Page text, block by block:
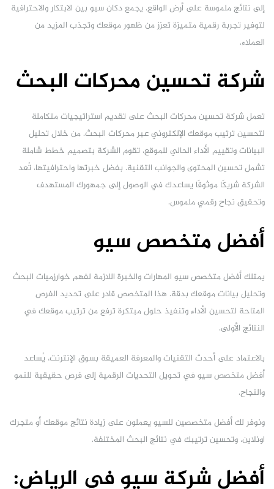
إلى نتائج ملموسة على أرض الواقع. يجمع دكان سيو بين الابتكار والاحترافية
لتوفير تجربة رقمية متميزة تعزز من ظهور موقعك وتجذب المزيد من
العملاء.
شركة تحسين محركات البحث
تعمل شركة تحسين محركات البحث على تقديم استراتيجيات متكاملة
لتحسين ترتيب موقعك الإلكتروني عبر محركات البحث. من خلال تحليل
البيانات وتقييم الأداء الحالي للموقع، تقوم الشركة بتصميم خطط شاملة
تشمل تحسين المحتوى والجوانب التقنية. بفضل خبرتها واحترافيتها، تُعد
الشركة شريكًا موثوقًا يساعدك في الوصول إلى جمهورك المستهدف
وتحقيق نجاح رقمي ملموس.
أفضل متخصص سيو
يمتلك أفضل متخصص سيو المهارات والخبرة اللازمة لفهم خوارزميات البحث
وتحليل بيانات موقعك بدقة. هذا المتخصص قادر على تحديد الفرص
المتاحة لتحسين الأداء وتنفيذ حلول مبتكرة ترفع من ترتيب موقعك في
النتائج الأولى.
بالاعتماد على أحدث التقنيات والمعرفة العميقة بسوق الإنترنت، يُساعد
أفضل متخصص سيو في تحويل التحديات الرقمية إلى فرص حقيقية للنمو
والنجاح.
ونوفر لك أفضل متخصصين للسيو يعملون على زيادة نتائج موقعك أو متجرك
اونلاين، وتحسين ترتيبك في نتائج البحث المختلفة.
أفضل شركة سيو في الرياض: